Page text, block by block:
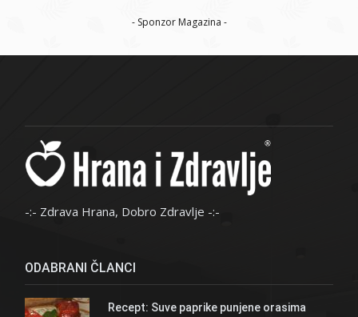
- Sponzor Magazina -
-:- Zdrava Hrana, Dobro Zdravlje -:-
ODABRANI ČLANCI
Recept: Suve paprike punjene orasima